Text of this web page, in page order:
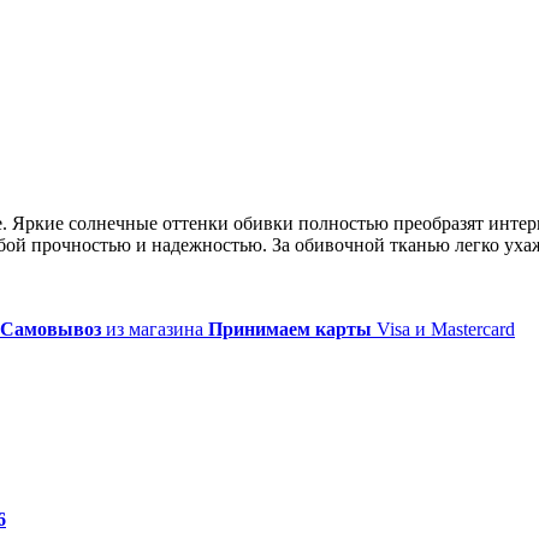
солнечные оттенки обивки полностью преобразят
прочностью и надежностью. За обивочной тканью легко
Самовывоз из магазина Принимаем карты Visa и Mastercard